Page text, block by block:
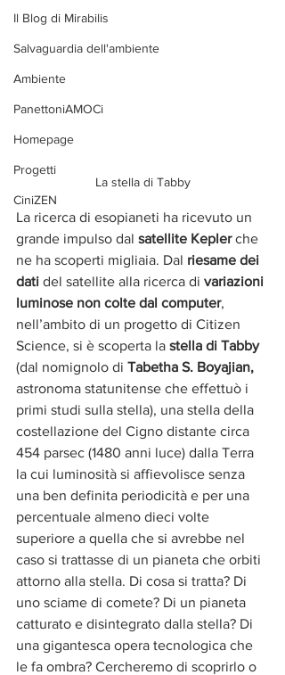
Il Blog di Mirabilis
Salvaguardia dell'ambiente
Ambiente
PanettoniAMOCi
Homepage
Progetti
CiniZEN
La stella di Tabby
La ricerca di esopianeti ha ricevuto un
grande impulso dal satellite Kepler che
ne ha scoperti migliaia. Dal riesame dei
dati del satellite alla ricerca di variazioni
luminose non colte dal computer,
nell’ambito di un progetto di Citizen
Science, si è scoperta la stella di Tabby
(dal nomignolo di Tabetha S. Boyajian,
astronoma statunitense che effettuò i
primi studi sulla stella), una stella della
costellazione del Cigno distante circa
454 parsec (1480 anni luce) dalla Terra
la cui luminosità si affievolisce senza
una ben definita periodicità e per una
percentuale almeno dieci volte
superiore a quella che si avrebbe nel
caso si trattasse di un pianeta che orbiti
attorno alla stella. Di cosa si tratta? Di
uno sciame di comete? Di un pianeta
catturato e disintegrato dalla stella? Di
una gigantesca opera tecnologica che
le fa ombra? Cercheremo di scoprirlo o